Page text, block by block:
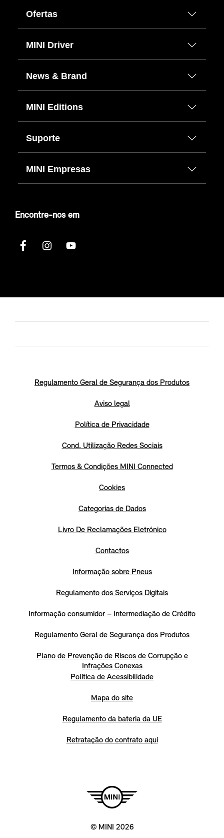
Ofertas
MINI Driver
News & Brand
MINI Editions
Suporte
MINI Empresas
Encontre-nos em
Regulamento Geral de Segurança dos Produtos
Aviso legal
Política de Privacidade
Cond. Utilização Redes Sociais
Termos & Condições MINI Connected
Cookies
Categorias de Dados
Livro De Reclamações Eletrónico
Contactos
Informação sobre Pneus
Regulamento dos Serviços Digitais
Informação consumidor – Intermediação de Crédito
Regulamento Geral de Segurança dos Produtos
Plano de Prevenção de Riscos de Corrupção e
Infrações Conexas
Política de Acessibilidade
Mapa do site
Regulamento da bateria da UE
Retratação do contrato aqui
© MINI 2026